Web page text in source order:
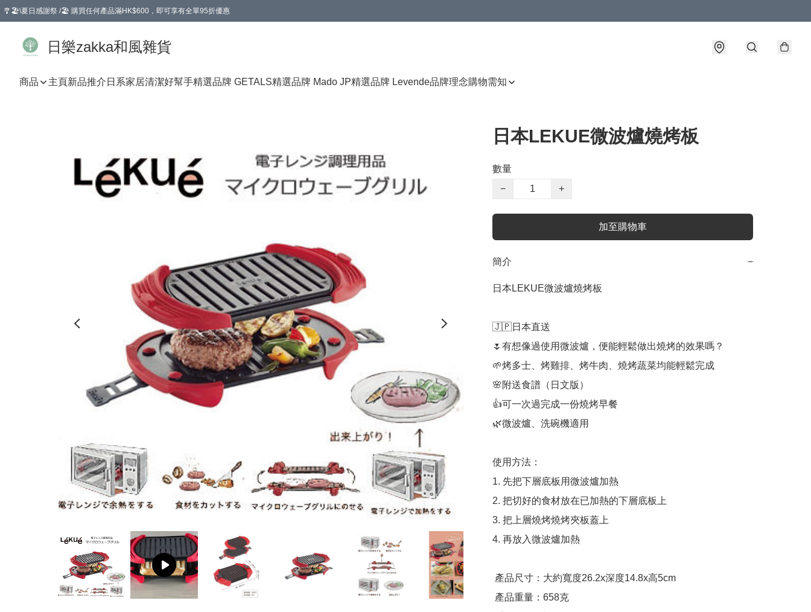
🎐🏖️\夏日感謝祭 /🏖️ 購買任何產品滿HK$600，即可享有全單95折優惠
日樂zakka和風雜貨
商品 主頁新品推介 日系家居清潔好幫手精選品牌 GETALS精選品牌 Mado JP精選品牌 Levende品牌理念購物需知
日本LEKUE微波爐燒烤板
數量
−
+
加至購物車
簡介 −
日本LEKUE微波爐燒烤板
🇯🇵日本直送
🌷有想像過使用微波爐，便能輕鬆做出燒烤的效果嗎？
🌱烤多士、烤雞排、烤牛肉、燒烤蔬菜均能輕鬆完成
🌸附送食譜（日文版）
👍可一次過完成一份燒烤早餐
🌿微波爐、洗碗機適用
使用方法：
1. 先把下層底板用微波爐加熱
2. 把切好的食材放在已加熱的下層底板上
3. 把上層燒烤燒烤夾板蓋上
4. 再放入微波爐加熱